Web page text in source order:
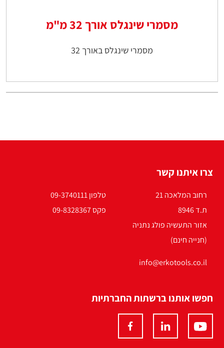
מסמרי שינגלס אורך 32 מ"מ
מסמרי שינגלס באורך 32
צרו איתנו קשר
רחוב המלאכה 21
ת.ד 8946
אזור התעשיה פולג נתניה
(חנייה חינם)
טלפון 09-3740111
פקס 09-8328367
info@erkotools.co.il
חפשו אותנו ברשתות החברתיות